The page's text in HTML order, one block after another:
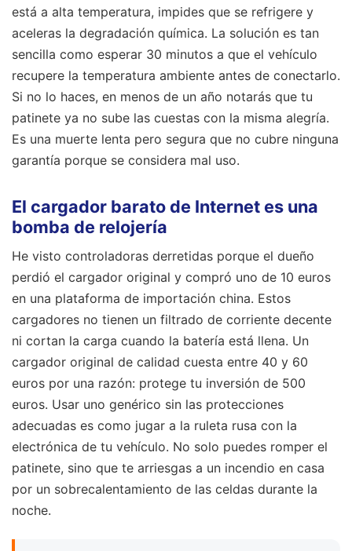
está a alta temperatura, impides que se refrigere y
aceleras la degradación química. La solución es tan
sencilla como esperar 30 minutos a que el vehículo
recupere la temperatura ambiente antes de conectarlo.
Si no lo haces, en menos de un año notarás que tu
patinete ya no sube las cuestas con la misma alegría.
Es una muerte lenta pero segura que no cubre ninguna
garantía porque se considera mal uso.
El cargador barato de Internet es una
bomba de relojería
He visto controladoras derretidas porque el dueño
perdió el cargador original y compró uno de 10 euros
en una plataforma de importación china. Estos
cargadores no tienen un filtrado de corriente decente
ni cortan la carga cuando la batería está llena. Un
cargador original de calidad cuesta entre 40 y 60
euros por una razón: protege tu inversión de 500
euros. Usar uno genérico sin las protecciones
adecuadas es como jugar a la ruleta rusa con la
electrónica de tu vehículo. No solo puedes romper el
patinete, sino que te arriesgas a un incendio en casa
por un sobrecalentamiento de las celdas durante la
noche.